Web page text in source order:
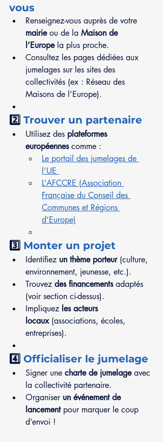
vous
Renseignez-vous auprès de votre
mairie ou de la Maison de
l’Europe la plus proche.
Consultez les pages dédiées aux
jumelages sur les sites des
collectivités (ex : Réseau des
Maisons de l’Europe).
2️⃣ Trouver un partenaire
Utilisez des plateformes
européennes comme :
Le portail des jumelages de
l’UE
L’AFCCRE (Association
Française du Conseil des
Communes et Régions
d’Europe)
3️⃣ Monter un projet
Identifiez un thème porteur (culture,
environnement, jeunesse, etc.).
Trouvez des financements adaptés
(voir section ci-dessus).
Impliquez les acteurs
locaux (associations, écoles,
entreprises).
4️⃣ Officialiser le jumelage
Signer une charte de jumelage avec
la collectivité partenaire.
Organiser un événement de
lancement pour marquer le coup
d’envoi !